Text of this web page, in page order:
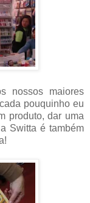
nossos maiores
pouquinho eu
produto, dar uma
Switta é também